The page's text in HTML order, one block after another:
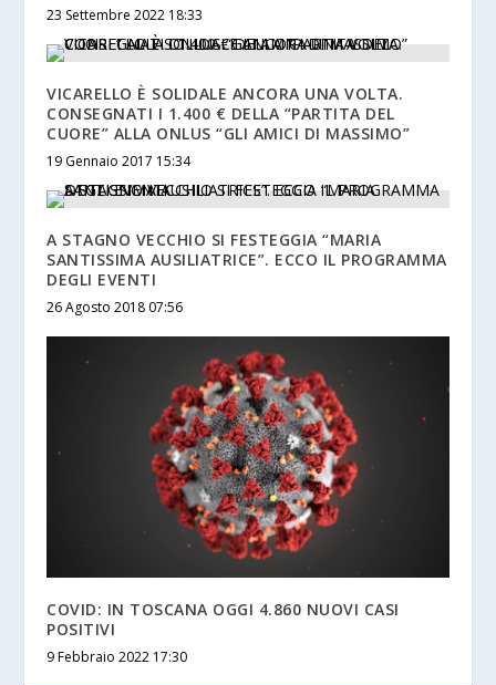
23 Settembre 2022 18:33
VICARELLO È SOLIDALE ANCORA UNA VOLTA.
CONSEGNATI I 1.400 € DELLA “PARTITA DEL
CUORE” ALLA ONLUS “GLI AMICI DI MASSIMO”
19 Gennaio 2017 15:34
A STAGNO VECCHIO SI FESTEGGIA “MARIA
SANTISSIMA AUSILIATRICE”. ECCO IL PROGRAMMA
DEGLI EVENTI
26 Agosto 2018 07:56
COVID: IN TOSCANA OGGI 4.860 NUOVI CASI
POSITIVI
9 Febbraio 2022 17:30